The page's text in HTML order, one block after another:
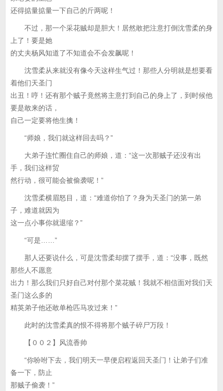
还得掂量掂量一下自己的斤两呢！
不过，那一个采花贼却是胆大！居然敢把注意打倒沈雪柔的身
上了！要是她
的丈夫杨风知道了不知道会不会发飙呢！
沈雪柔从来就没有像今天这样生气过！那些人分明就是想要看
着他们天圣门
出丑！哼！还有那个贼子竟然将主意打到自己的身上了，到时候他
要是敢来的话，
自己一定要将他生擒！
“师娘，我们就这样回去吗？”
大弟子连忙圈住自己的师娘，道：“这一次那贼子还没有出
手，我们这样贸
然行动，很可能会被偷袭呢！”
沈雪柔横眉怒目，道：“难道你怕了？身为天圣门的第一弟
子，难道就因为
这一点小事你就退缩？”
“可是……”
那人还要说什么，可是沈雪柔却摆了摆手，道：“没事，既然
那些人不愿意
出力！那么我们只好自己对付那个菜花贼！我就不相信面对我们天
圣门这么多的
精英弟子他还敢单枪匹马攻过来！”
此时的沈雪柔真的恨不得将那个贼子碎尸万段！
【００２】风流香帅
“你吩咐下去，我们明天一早便启程返回天圣门！让弟子们准
备一下，防止
那贼子偷袭！”